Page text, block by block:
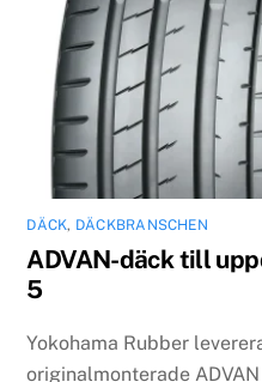
DÄCK, DÄCKBRANSCHEN
ADVAN-däck till
5
Yokohama Rubber
originalmonterade